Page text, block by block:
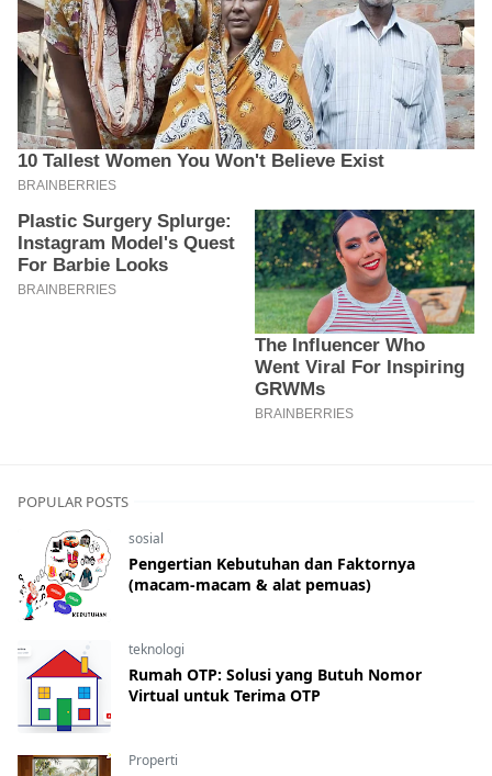
POPULAR POSTS
sosial
Pengertian Kebutuhan dan Faktornya
(macam-macam & alat pemuas)
teknologi
Rumah OTP: Solusi yang Butuh Nomor
Virtual untuk Terima OTP
Properti